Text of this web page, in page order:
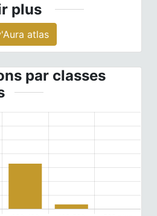
plus
atlas
par classes